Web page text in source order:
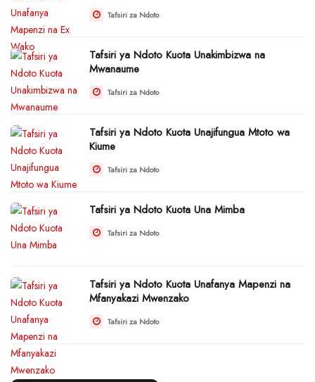
Tafsiri za Ndoto
Tafsiri ya Ndoto Kuota Unakimbizwa na
Mwanaume
Tafsiri za Ndoto
Tafsiri ya Ndoto Kuota Unajifungua Mtoto wa
Kiume
Tafsiri za Ndoto
Tafsiri ya Ndoto Kuota Una Mimba
Tafsiri za Ndoto
Tafsiri ya Ndoto Kuota Unafanya Mapenzi na
Mfanyakazi Mwenzako
Tafsiri za Ndoto